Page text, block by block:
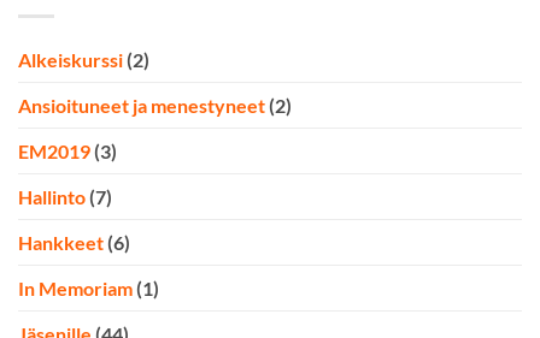
Alkeiskurssi (2)
Ansioituneet ja menestyneet (2)
EM2019 (3)
Hallinto (7)
Hankkeet (6)
In Memoriam (1)